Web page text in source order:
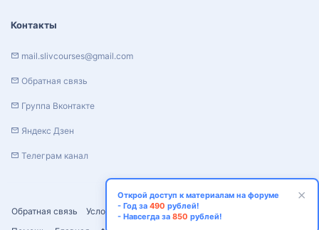
Обратная связь Условия и правила
Политика конфиденциальности
Контакты
mail.slivcourses@gmail.com
Обратная связь
Группа Вконтакте
Яндекс Дзен
Телеграм канал
Открой доступ к материалам на форуме
- Год за 490 рублей!
- Навсегда за 850 рублей!